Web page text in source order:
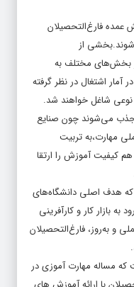
عمده فارغ‌التحصیلان
از
بخش‌های مختلف به
آمار اشتغال در نظر گرفته
به نوعی شاغل خواهند شد.
جذب می‌شوند چون صنایع
مهارت،به تربیت
کیفیت آموزش را ارتقا
که هدف اصلی دانشگاه‌های
بازار کار و کارآفرینی
و به‌روز، فارغ‌التحصیلان
که مساله مهارت آموزی در